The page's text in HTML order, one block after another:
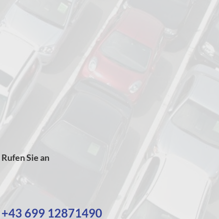
Rufen Sie an
+43 699 12871490